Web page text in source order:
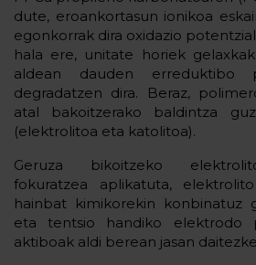
dute, eroankortasun ionikoa
egonkorrak dira oxidazio
hala ere, unitate horiek
aldean dauden erreduktibo
degradatzen dira. Beraz,
atal bakoitzerako baldintza
(elektrolitoa eta katolitoa).
Geruza bikoitzeko
fokuratzea aplikatuta,
hainbat kimikorekin konbinatuz
eta tentsio handiko elektrodo
aktiboak aldi berean jasan